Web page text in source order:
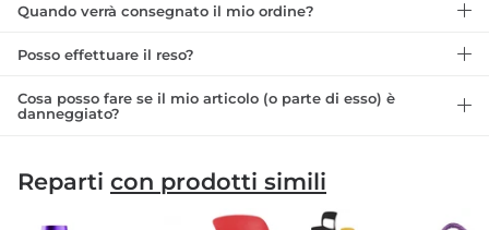
Quando verrà consegnato il mio ordine?
Posso effettuare il reso?
Cosa posso fare se il mio articolo (o parte di esso) è
danneggiato?
Reparti con prodotti simili